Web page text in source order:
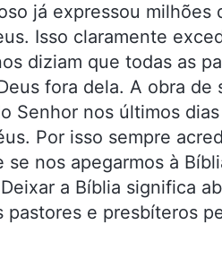
já expressou milhões
Isso claramente
diziam que todas as
fora dela. A obra de
Senhor nos últimos
Por isso sempre
nos apegarmos à
a Bíblia significa
e presbíteros